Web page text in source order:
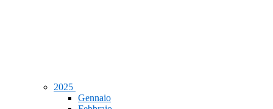
2025
Gennaio